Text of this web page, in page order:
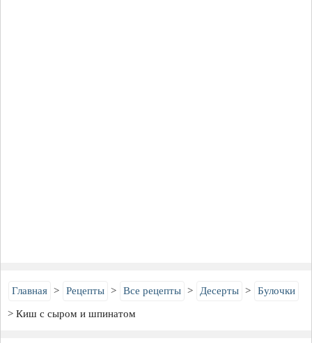
Главная Рецепты Все рецепты Десерты Булочки
Киш с сыром и шпинатом